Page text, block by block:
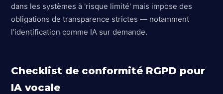
dans les systèmes à 'risque limité' mais impose des
obligations de transparence strictes — notamment
l'identification comme IA sur demande.
Checklist de conformité RGPD pour
IA vocale